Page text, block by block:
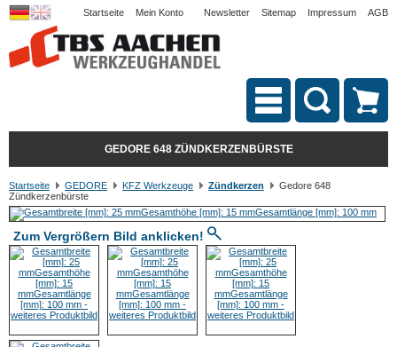
Startseite Mein Konto Newsletter Sitemap Impressum AGB
GEDORE 648 ZÜNDKERZENBÜRSTE
Startseite GEDORE KFZ Werkzeuge Zündkerzen
Gedore 648
Zündkerzenbürste
Zum Vergrößern Bild anklicken!